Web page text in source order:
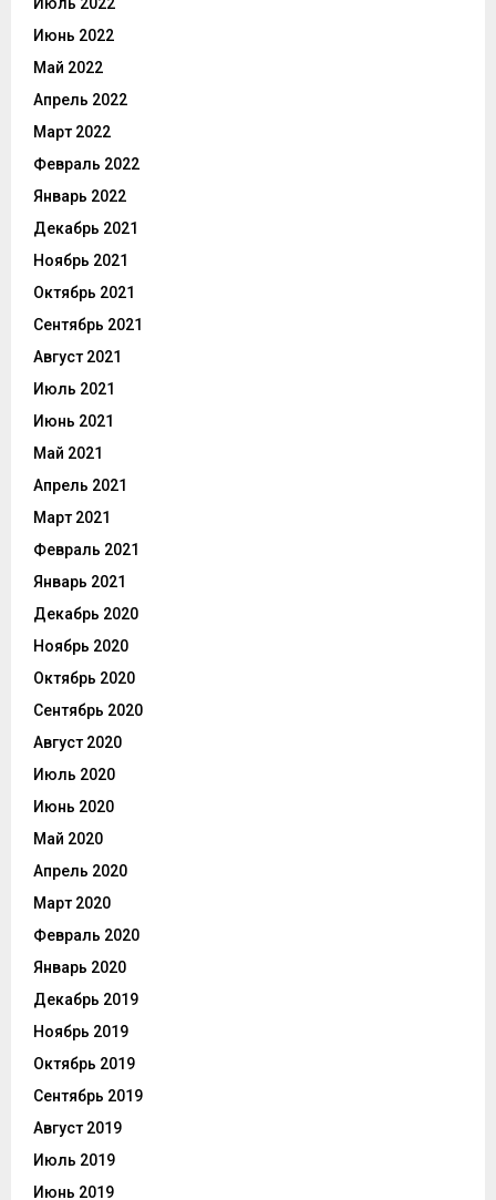
Июнь 2022
Май 2022
Апрель 2022
Март 2022
Февраль 2022
Январь 2022
Декабрь 2021
Ноябрь 2021
Октябрь 2021
Сентябрь 2021
Август 2021
Июль 2021
Июнь 2021
Май 2021
Апрель 2021
Март 2021
Февраль 2021
Январь 2021
Декабрь 2020
Ноябрь 2020
Октябрь 2020
Сентябрь 2020
Август 2020
Июль 2020
Июнь 2020
Май 2020
Апрель 2020
Март 2020
Февраль 2020
Январь 2020
Декабрь 2019
Ноябрь 2019
Октябрь 2019
Сентябрь 2019
Август 2019
Июль 2019
Июнь 2019